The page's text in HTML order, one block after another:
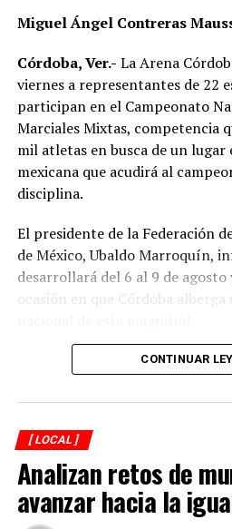
apoyo se les retire, solo serán
cobertura mayor, especialmente
jamás han contado con el
explicó la directora del área.
Finalmente, recordó que este
entrega trimestral de una
pesos, así como 300 pesos en
a partir del próximo ciclo
primaria (a partir de segundo
RELATED TOPICS:
DESPUÉS
Floristas esperan ventas por
Capacitan a funcionarios
Miguel Ángel Contreras
Córdoba, Ver.- La Arena
viernes a representantes de 22
participan en el Campeonato
Marciales Mixtas, competencia
mil atletas en busca de un lugar
mexicana que acudirá al
disciplina.
El presidente de la Federación
de México, Ubaldo Marroquín,
desarrollará del 6 al 9 de
ocasión en que Córdoba alberga
alrededor de 40 atletas que
el campeonato mundial
Georgia, por lo que el torneo en
funciona como una de las
conformar al equipo nacional.
CONTINUAR
[ LOCAL ]
Analizan retos de
avanzar hacia la